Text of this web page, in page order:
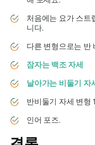
처음에는 요가 스트
니다.
다른 변형으로는 반
잠자는 백조 자세
날아가는 비둘기 자
반비둘기 자세 변형 1
인어 포즈.